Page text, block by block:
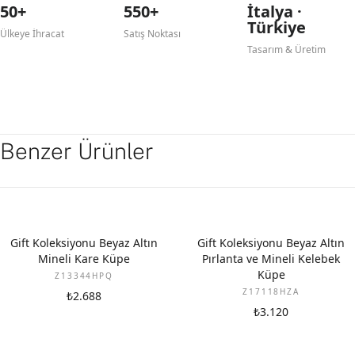
50+
Ülkeye İhracat
550+
Satış Noktası
İtalya ·
Türkiye
Tasarım & Üretim
Benzer Ürünler
YENI
Gift Koleksiyonu Beyaz Altın
Mineli Kare Küpe
Z13344HPQ
₺2.688
YENI
Gift Koleksiyonu Beyaz Altın
Pırlanta ve Mineli Kelebek
Küpe
Z17118HZA
₺3.120